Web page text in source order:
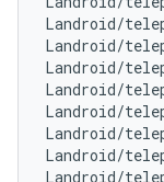
Landroid/
Landroid/
Landroid/
Landroid/
Landroid/
Landroid/
Landroid/
Landroid/